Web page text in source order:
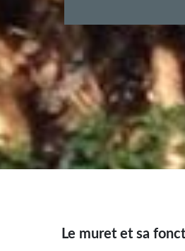
Le muret et sa